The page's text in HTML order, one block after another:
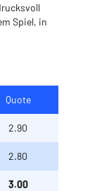
Spiel, in
Quote
2.90
2.80
3.00